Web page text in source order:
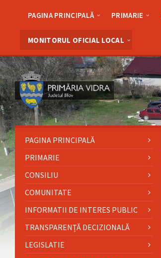
PAGINA PRINCIPALĂ PRIMARIE
MONITORUL OFICIAL LOCAL
PAGINA PRINCIPALĂ
PRIMARIE
CONSILIU
COMUNITATE
INFORMATII DE INTERES PUBLIC
TRANSPARENȚĂ DECIZIONALĂ
LEGISLATIE